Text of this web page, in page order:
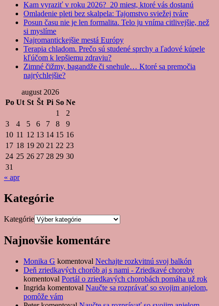
Kam vyraziť v roku 2026? 20 miest, ktoré vás dostanú
Omladenie pleti bez skalpela: Tajomstvo sviežej tváre
Posun času nie je len formalita. Telo ju vníma citlivejšie, než
si myslíme
Najromantickejšie mestá Európy
Terapia chladom. Prečo sú studené sprchy a ľadové kúpele
kľúčom k lepšiemu zdraviu?
Zimné čižmy, bagandže či snehule… Ktoré sa premočia
najrýchlejšie?
august 2026
Po Ut St Št Pi So Ne
1
2
3
4 5 6 7 8
9
10 11 12 13 14 15 16
17 18 19 20 21 22 23
24 25 26 27 28 29 30
31
« apr
Kategórie
Kategórie
Najnovšie komentáre
Monika G komentoval Nechajte rozkvitnú svoj balkón
Deň zriedkavých chorôb aj s nami - Zriedkavé choroby
komentoval Portál o zriedkavých chorobách pomáha už rok
Ingrida komentoval Naučte sa rozprávať so svojim anjelom,
pomôže vám